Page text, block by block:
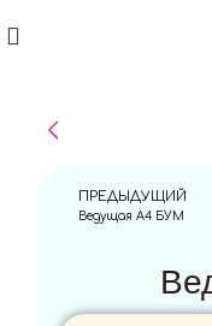
ПРЕДЫДУЩИЙ
Ведущая А4 БУМ